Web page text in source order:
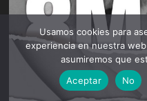
Usamos cookies para
experiencia en nuestra
asumiremos que
Aceptar
No